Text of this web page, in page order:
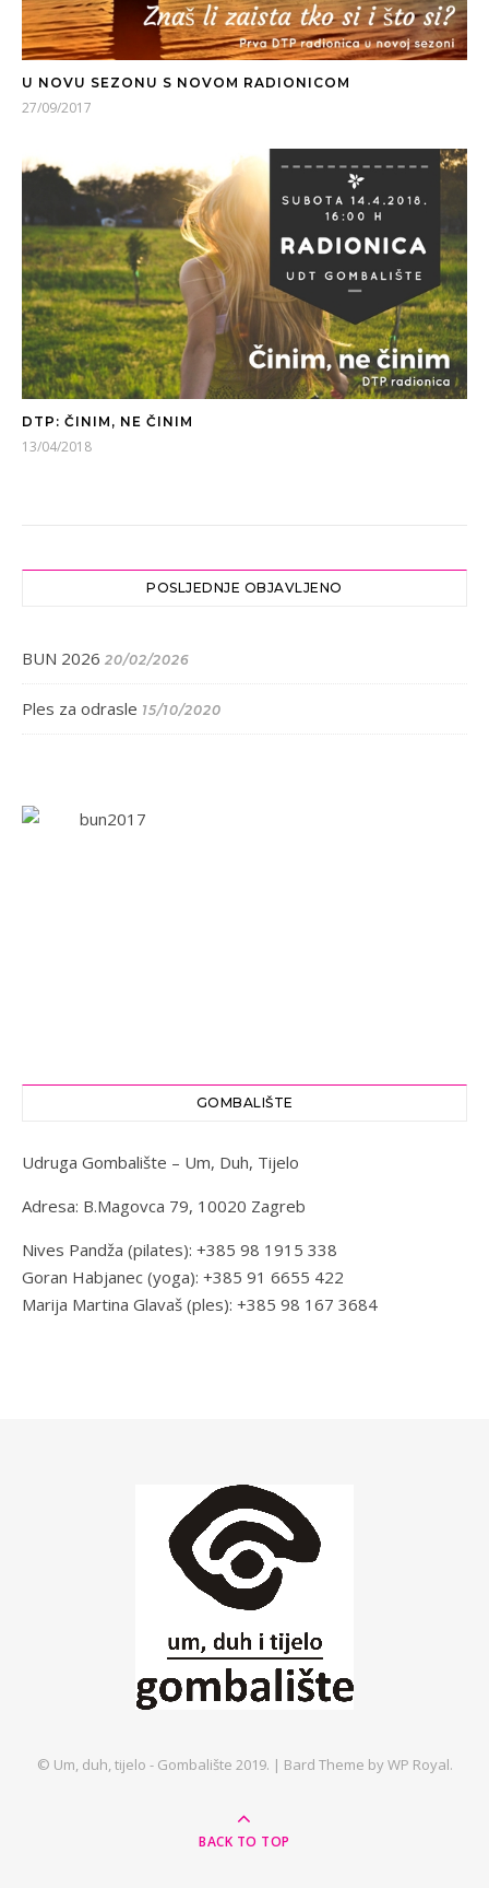
U NOVU SEZONU S NOVOM RADIONICOM
27/09/2017
DTP: ČINIM, NE ČINIM
13/04/2018
POSLJEDNJE OBJAVLJENO
BUN 2026 20/02/2026
Ples za odrasle 15/10/2020
GOMBALIŠTE
Udruga Gombalište – Um, Duh, Tijelo
Adresa: B.Magovca 79, 10020 Zagreb
Nives Pandža (pilates): +385 98 1915 338
Goran Habjanec (yoga): +385 91 6655 422
Marija Martina Glavaš (ples): +385 98 167 3684
© Um, duh, tijelo - Gombalište 2019. | Bard Theme byWP Royal.
BACK TO TOP